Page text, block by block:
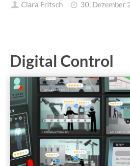
Clara Fritsch 30. Dezember
Digital Control